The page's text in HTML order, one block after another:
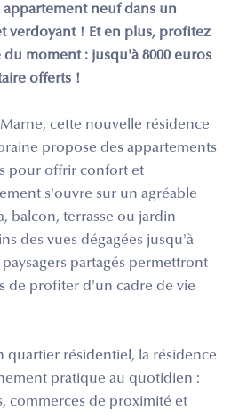
neuf dans un
verdoyant ! Et en plus, profitez
moment : jusqu'à 8000 euros
offerts !
cette nouvelle résidence
propose des appartements
pour offrir confort et
s'ouvre sur un agréable
balcon, terrasse ou jardin
des vues dégagées jusqu'à
paysagers partagés permettront
de profiter d'un cadre de vie
quartier résidentiel, la résidence
pratique au quotidien :
commerces de proximité et